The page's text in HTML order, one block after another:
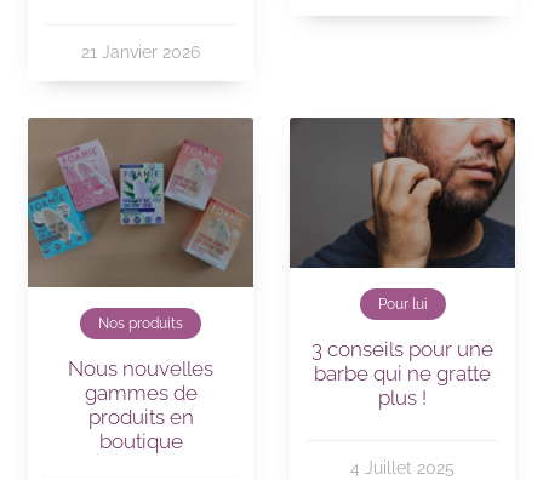
21 Janvier 2026
Nos produits
Nous nouvelles
gammes de
produits en
boutique
Pour lui
3 conseils pour une
barbe qui ne gratte
plus !
4 Juillet 2025